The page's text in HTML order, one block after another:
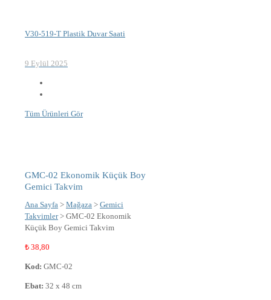
V30-519-T Plastik Duvar Saati
9 Eylül 2025
Tüm Ürünleri Gör
GMC-02 Ekonomik Küçük Boy
Gemici Takvim
Ana Sayfa > Mağaza > Gemici
Takvimler> GMC-02 Ekonomik
Küçük Boy Gemici Takvim
₺ 38,80
Kod: GMC-02
Ebat: 32 x 48 cm